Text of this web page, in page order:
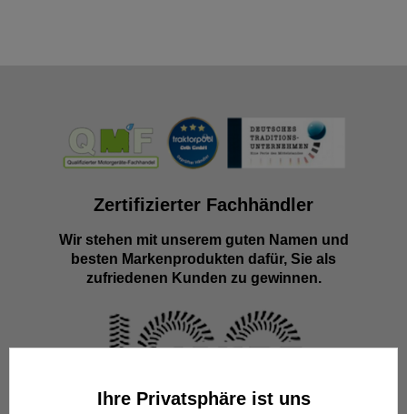
Zertifizierter Fachhändler
Wir stehen mit unserem guten Namen und
besten Markenprodukten dafür, Sie als
zufriedenen Kunden zu gewinnen.
Ihre Privatsphäre ist uns